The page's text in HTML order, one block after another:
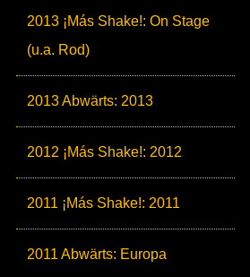
2013 ¡Más Shake!: On Stage
(u.a. Rod)
2013 Abwärts: 2013
2012 ¡Más Shake!: 2012
2011 ¡Más Shake!: 2011
2011 Abwärts: Europa